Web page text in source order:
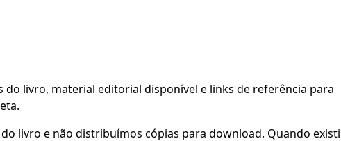
do livro, material editorial disponível e links de referência para
livro e não distribuímos cópias para download. Quando